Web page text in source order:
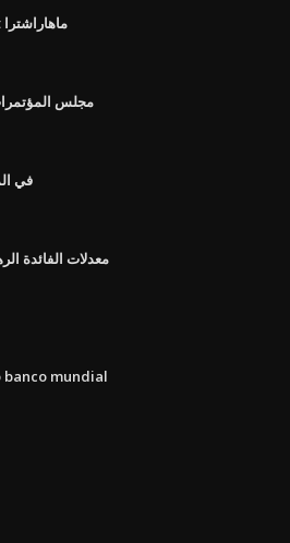
غرام على الانترنت panchayat ماهاراشترا
مجلس
99 في
معدلات الفائدة
banco mundial